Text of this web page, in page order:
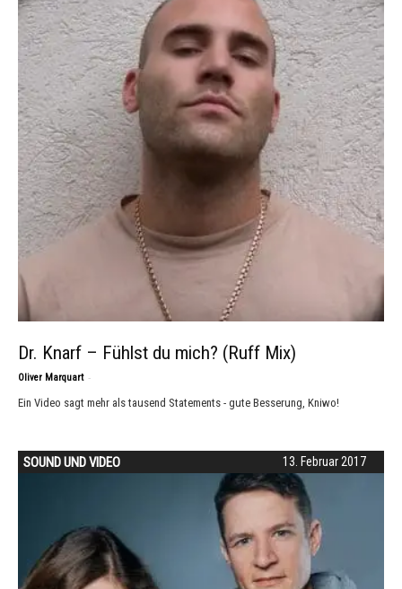
Dr. Knarf – Fühlst du mich? (Ruff Mix)
Oliver Marquart -
Ein Video sagt mehr als tausend Statements - gute Besserung, Kniwo!
13. Februar 2017
SOUND UND VIDEO